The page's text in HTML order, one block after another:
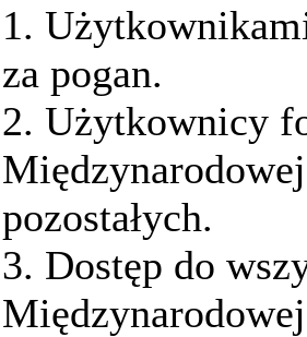
1.
za pogan.
2. Użytkownicy
pozostałych.
3. Dostęp do